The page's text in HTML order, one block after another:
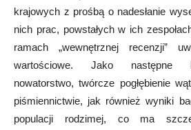
krajowych z prośbą o nadesłanie
nich prac, powstałych w ich
ramach „wewnętrznej recenzji”
wartościowe. Jako następne
nowatorstwo, twórcze pogłębienie
piśmiennictwie, jak również wyniki
populacji rodzimej, co ma